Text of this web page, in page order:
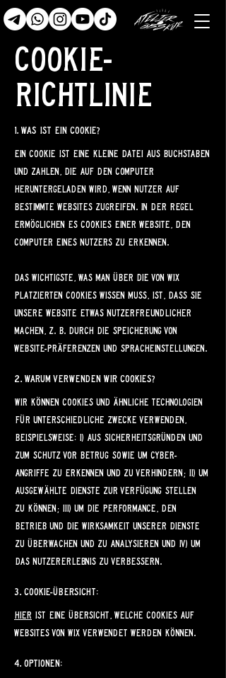
COOKIE-
RICHTLINIE
1. Was ist ein Cookie?
Ein Cookie ist eine kleine Datei aus Buchstaben
und Zahlen, die auf den Computer
heruntergeladen wird, wenn Nutzer auf
bestimmte Websites zugreifen. In der Regel
ermöglichen es Cookies einer Website, den
Computer eines Nutzers zu erkennen.
Das Wichtigste, was man über die von Wix
platzierten Cookies wissen muss, ist, dass sie
unsere Website etwas nutzerfreundlicher
machen, z. B. durch die Speicherung von
Website-Präferenzen und Spracheinstellungen.
2. Warum verwenden wir Cookies?
Wir können Cookies und ähnliche Technologien
für unterschiedliche Zwecke verwenden,
beispielsweise: i) aus Sicherheitsgründen und
zum Schutz vor Betrug sowie um Cyber-
Angriffe zu erkennen und zu verhindern; ii) um
ausgewählte Dienste zur Verfügung stellen
zu können; iii) um die Performance, den
Betrieb und die Wirksamkeit unserer Dienste
zu überwachen und zu analysieren und iv) um
das Nutzererlebnis zu verbessern.
3. Cookie-Übersicht:
Hier ist eine Übersicht, welche Cookies auf
Websites von Wix verwendet werden können.
4. Optionen: